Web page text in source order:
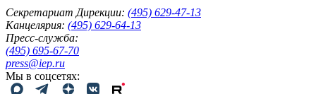
Секретариат Дирекции: (495) 629-47-13
Канцелярия: (495) 629-64-13
Пресс-служба:
(495) 695-67-70
press@iep.ru
Мы в соцсетях: